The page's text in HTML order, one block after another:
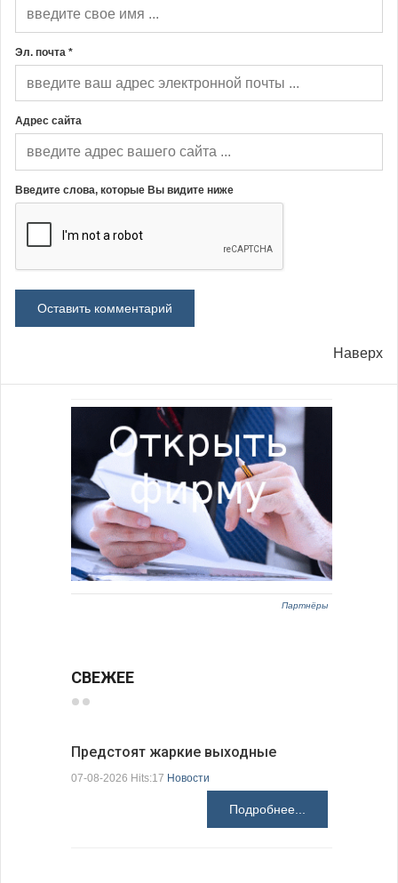
Эл. почта *
Адрес сайта
Введите слова, которые Вы видите ниже
Наверх
Партнёры
СВЕЖЕЕ
Предстоят жаркие выходные
07-08-2026 Hits:17 Новости
Подробнее...